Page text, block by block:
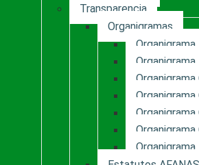
Transparencia
Organigramas
Organigrama
Organigrama
Organigrama
Organigrama
Organigrama
Organigrama
Organigrama